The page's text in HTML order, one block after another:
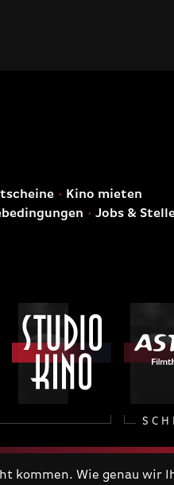
kommen. Wie genau wir
Kino mieten
Jobs &